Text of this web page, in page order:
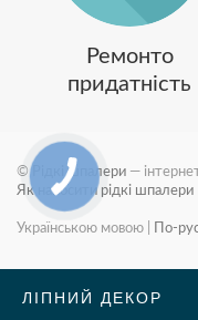
Ремонто
придатність
© Рідкі шпалери —
Як наносити рідкі шпалери
Українською мовою По-
ЛІПНИЙ ДЕКОР